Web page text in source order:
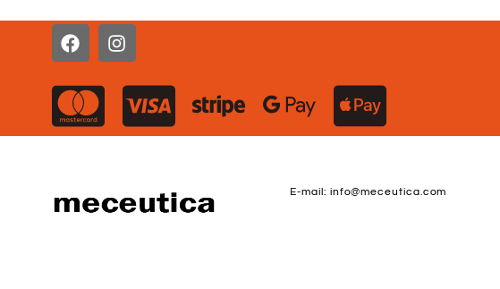
F
a
e
b
o
I
n
t
g
E-mail: info@meceutica.com